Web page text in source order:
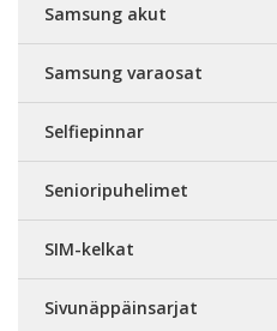
Samsung akut
Samsung varaosat
Selfiepinnar
Senioripuhelimet
SIM-kelkat
Sivunäppäinsarjat